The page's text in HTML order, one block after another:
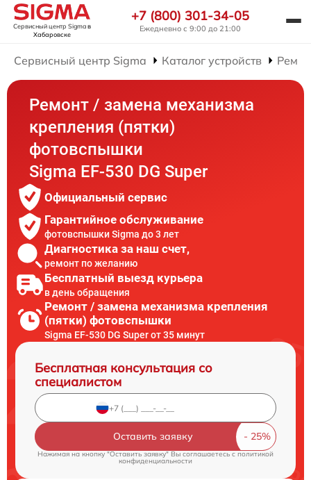
Сервисный центр Sigmaв
Хабаровске
+7 (800) 301-34-05
Ежедневно с 9:00 до 21:00
Сервисный центр Sigma Каталог устройств
Ремонт / замена механизма
крепления (пятки)
фотовспышки
Sigma EF-530 DG Super
Официальный сервис
Гарантийное обслуживание
фотовспышки Sigma до 3 лет
Диагностика за наш счет,
ремонт по желанию
Бесплатный выезд курьера
в день обращения
Ремонт / замена механизма крепления
(пятки) фотовспышки
Sigma EF-530 DG Super от 35 минут
Бесплатная консультация со
специалистом
Оставить заявку
Нажимая на кнопку "Оставить заявку" Вы соглашаетесь c политикой
конфиденциальности